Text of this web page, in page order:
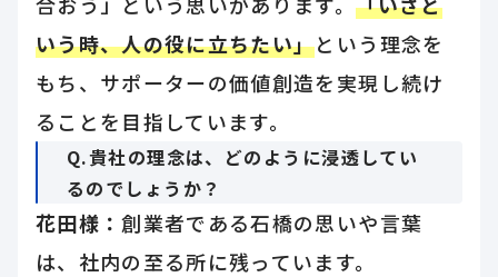
いう時、人の役に立ちたい」という理念を
もち、サポーターの価値創造を実現し続け
ることを目指しています。
Q.貴社の理念は、どのように浸透してい
るのでしょうか？
花田様：創業者である石橋の思いや言葉
は、社内の至る所に残っています。